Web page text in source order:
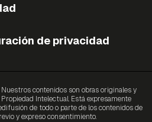
de privacidad
contenidos son obras originales y
Intelectual. Está expresamente
de todo o parte de los contenidos de
y expreso consentimiento.